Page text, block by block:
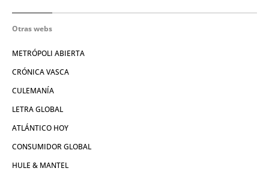
Otras webs
METRÓPOLI ABIERTA
CRÓNICA VASCA
CULEMANÍA
LETRA GLOBAL
ATLÁNTICO HOY
CONSUMIDOR GLOBAL
HULE & MANTEL